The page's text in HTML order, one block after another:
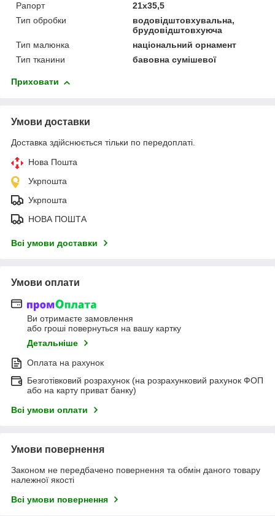
Рапорт
21х35,5
Тип обробки
водовідштовхувальна,
брудовідштовхуюча
Тип малюнка
національний орнамент
Тип тканини
бавовна сумішевої
Приховати
Умови доставки
Доставка здійснюється тільки по передоплаті.
Нова Пошта
Укрпошта
Укрпошта
НОВА ПОШТА
Всі умови доставки
Умови оплати
Ви отримаєте замовлення
або гроші повернуться на вашу картку
Детальніше
Оплата на рахунок
Безготівковий розрахунок (на розрахунковий рахунок ФОП
або на карту приват банку)
Всі умови оплати
Умови повернення
Законом не передбачено повернення та обмін даного товару
належної якості
Всі умови повернення